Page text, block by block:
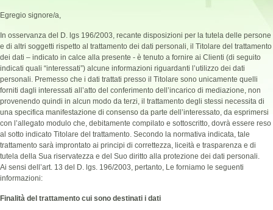
Egregio signore/a,
In osservanza del D. lgs 196/2003, recante disposizioni per la tutela delle persone
e di altri soggetti rispetto al trattamento dei dati personali, il Titolare del trattamento
dei dati – indicato in calce alla presente - è tenuto a fornire ai Clienti (di seguito
indicati quali “interessati”) alcune informazioni riguardanti l’utilizzo dei dati
personali. Premesso che i dati trattati presso il Titolare sono unicamente quelli
forniti dagli interessati all’atto del conferimento dell’incarico di mediazione, non
provenendo quindi in alcun modo da terzi, il trattamento degli stessi necessita di
una specifica manifestazione di consenso da parte dell’interessato, da esprimersi
con l’allegato modulo che, debitamente compilato e sottoscritto, dovrà essere reso
al sotto indicato Titolare del trattamento. Secondo la normativa indicata, tale
trattamento sarà improntato ai principi di correttezza, liceità e trasparenza e di
tutela della Sua riservatezza e del Suo diritto alla protezione dei dati personali.
Ai sensi dell’art. 13 del D. lgs. 196/2003, pertanto, Le forniamo le seguenti
informazioni:
Finalità del trattamento cui sono destinati i dati